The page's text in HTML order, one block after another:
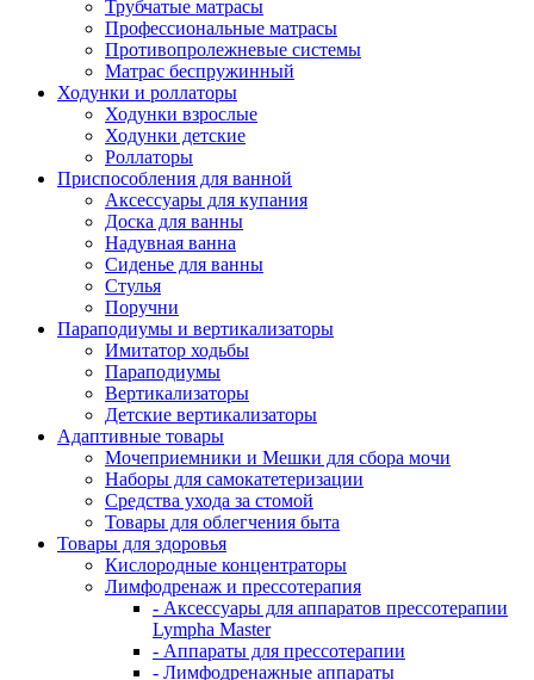
Трубчатые матрасы
Профессиональные матрасы
Противопролежневые системы
Матрас беспружинный
Ходунки и роллаторы
Ходунки взрослые
Ходунки детские
Роллаторы
Приспособления для ванной
Аксессуары для купания
Доска для ванны
Надувная ванна
Сиденье для ванны
Стулья
Поручни
Параподиумы и вертикализаторы
Имитатор ходьбы
Параподиумы
Вертикализаторы
Детские вертикализаторы
Адаптивные товары
Мочеприемники и Мешки для сбора мочи
Наборы для самокатетеризации
Средства ухода за стомой
Товары для облегчения быта
Товары для здоровья
Кислородные концентраторы
Лимфодренаж и прессотерапия
- Аксессуары для аппаратов прессотерапии
Lympha Master
- Аппараты для прессотерапии
- Лимфодренажные аппараты